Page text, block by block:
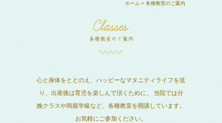
ホーム > 各種教室のご案内
心と身体をととのえ、ハッピーなマタニティライフを送
り、出産後は育児を楽しんで頂くために、
当院では分
娩クラスや両親学級など、各種教室を開講しています。
お気軽にご参加ください。